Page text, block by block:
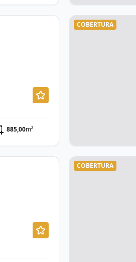
885,00m²
COBERTURA
COBERTURA